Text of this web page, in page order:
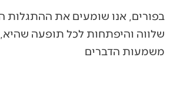
בפורים, אנו שומעים את ההתגלות
שלווה והיפתחות לכל תופעה
משמעות הדברים